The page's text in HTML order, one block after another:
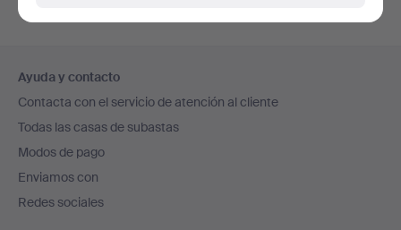
en
el
pie
de
página
Ayuda y contacto
Contacta con el servicio de atención al cliente
Todas las casas de subastas
Modos de pago
Enviamos con
Redes sociales